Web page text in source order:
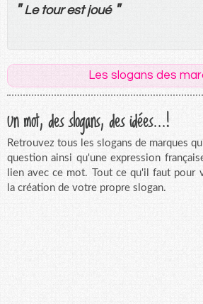
" Le tour est joué "
Les slogans des
Un mot, des slogans, des idées...!
Retrouvez tous les slogans de marques
question ainsi qu'une expression
lien avec ce mot. Tout ce qu'il faut pour
la création de votre propre slogan.